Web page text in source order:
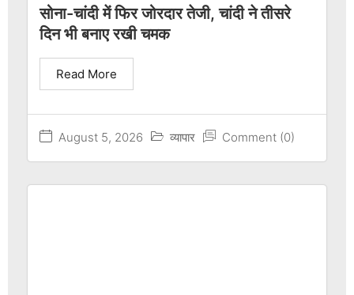
सोना-चांदी में फिर जोरदार तेजी, चांदी ने तीसरे
दिन भी बनाए रखी चमक
August 5, 2026 व्यापार Comment (0)
Read More